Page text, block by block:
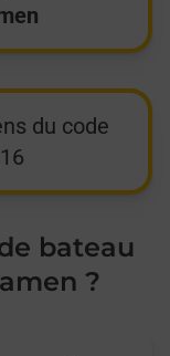
du code
bateau
?